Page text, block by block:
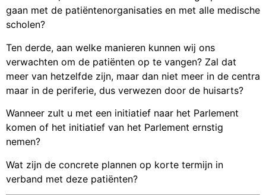
gaan met de patiëntenorganisaties en met alle medische
scholen?
Ten derde, aan welke manieren kunnen wij ons
verwachten om de patiënten op te vangen? Zal dat
meer van hetzelfde zijn, maar dan niet meer in de centra
maar in de periferie, dus verwezen door de huisarts?
Wanneer zult u met een initiatief naar het Parlement
komen of het initiatief van het Parlement ernstig
nemen?
Wat zijn de concrete plannen op korte termijn in
verband met deze patiënten?